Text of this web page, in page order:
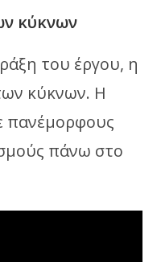
κύκνων
του έργου, η
κύκνων. Η
πανέμορφους
πάνω στο